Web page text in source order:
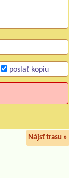
poslať kopiu
Nájsť trasu »